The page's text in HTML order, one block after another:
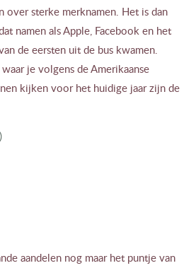
over sterke merknamen. Het is dan
namen als Apple, Facebook en het
de eersten uit de bus kwamen.
je volgens de Amerikaanse
kijken voor het huidige jaar zijn de
aandelen nog maar het puntje van